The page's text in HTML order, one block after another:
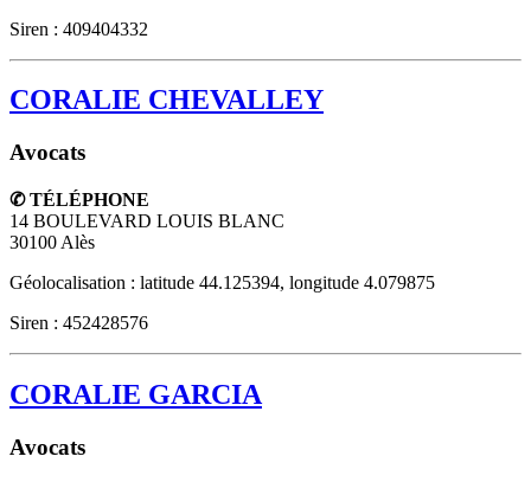
Siren : 409404332
CORALIE CHEVALLEY
Avocats
✆ TÉLÉPHONE
14 BOULEVARD LOUIS BLANC
30100 Alès
Géolocalisation : latitude 44.125394, longitude 4.079875
Siren : 452428576
CORALIE GARCIA
Avocats